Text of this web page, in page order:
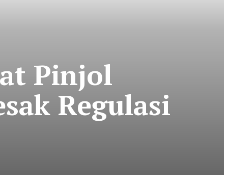
Pinjol
Regulasi